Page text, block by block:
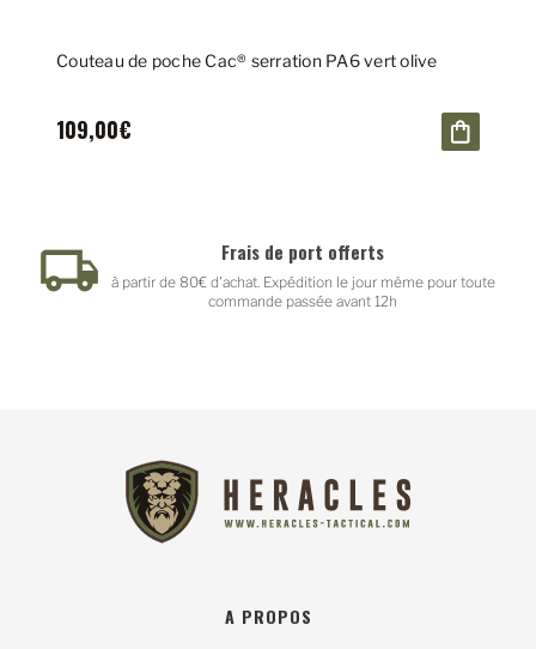
Couteau de poche Cac® serration PA6 vert olive
109,00€
de port offerts
Expédition le jour même pour toute
Paiement sécurisé
Paypal - PayPlug
A PROPOS